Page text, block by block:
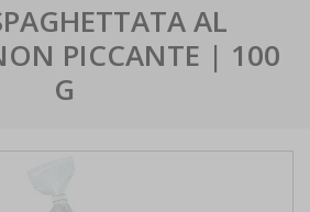
AL
PICCANTE | 100
G